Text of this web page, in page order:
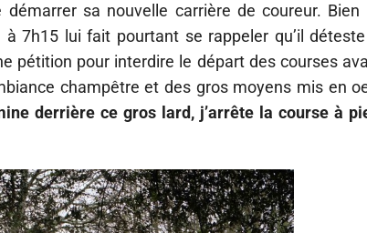
sa nouvelle carrière de coureur. Bien
7h15 lui fait pourtant se rappeler qu’il
pétition pour interdire le départ des courses
champêtre et des gros moyens mis en
derrière ce gros lard, j’arrête la course à